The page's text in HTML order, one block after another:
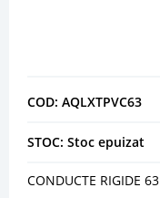
COD: AQLXTPVC63
STOC: Stoc epuizat
CONDUCTE RIGIDE 63